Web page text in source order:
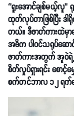
‘’ရူးအောင်ချစ်မယ့်လူ
ထုတ်လုပ်တာဖြစ်ပြီး ဒါ
တယ်။ ဒီဇာတ်ကားထဲမှာ
အဓိက ပါဝင်သရုပ်ဆောင်
ဇာတ်ကားအတွက် အူဝဲ
စိတ်လှုပ်ရှားရင်း စောင့်
စက်တင်ဘာလ ၁၂ ရက်